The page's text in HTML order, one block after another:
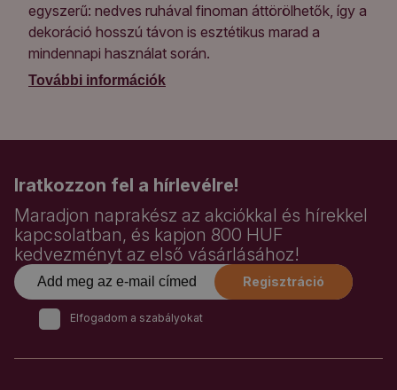
egyszerű: nedves ruhával finoman áttörölhetők, így a
dekoráció hosszú távon is esztétikus marad a
mindennapi használat során.
További információk
Iratkozzon fel a hírlevélre!
Maradjon naprakész az akciókkal és hírekkel
kapcsolatban, és kapjon 800 HUF
kedvezményt az első vásárlásához!
Regisztráció
Elfogadom a szabályokat